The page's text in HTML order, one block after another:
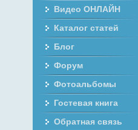
Видео ОНЛАЙН
Каталог статей
Блог
Форум
Фотоальбомы
Гостевая книга
Обратная связь